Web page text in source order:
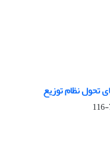
تحول نظام توزیع